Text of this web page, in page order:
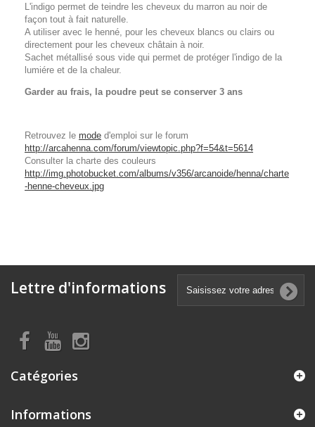
L'indigo permet de teindre les cheveux du marron au noir de
façon tout à fait naturelle.
A utiliser avec le henné, pour les cheveux blancs ou clairs ou
directement pour les cheveux châtain à noir.
Sachet métallisé sous vide qui permet de protéger l'indigo de la
lumiére et de la chaleur.
Garder au frais, la poudre peut se conserver 3 ans
Retrouvez le mode d'emploi sur le forum
http://arcahenna.com/forum/viewtopic.php?f=54&t=5614
Consulter la charte des couleurs
http://img.photobucket.com/albums/v356/arcanoide/henna/charte
-henne-cheveux.jpg
Lettre d'informations
Catégories
Informations